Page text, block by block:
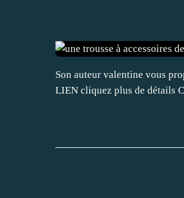
Son auteur valentine vous
LIEN cliquez plus de détails